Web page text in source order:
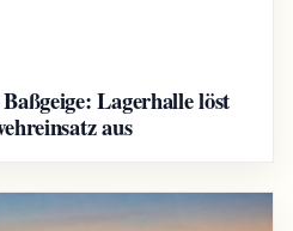
Lagerhalle löst
aus